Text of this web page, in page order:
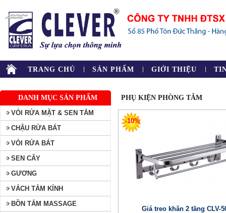
TRANG CHỦ SẢN PHẨM GIỚI THIỆU
DANH MỤC SẢN PHẨM
VÒI RỬA MẶT & SEN TẮM
CHẬU RỬA BÁT
VÒI RỬA BÁT
SEN CÂY
GƯƠNG
VÁCH TẮM KÍNH
BỒN TẮM MASSAGE
PHỤ KIỆN PHÒNG TẮM
-10%
Giá treo khăn 2 tầng CLV-